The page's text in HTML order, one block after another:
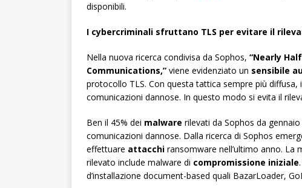
disponibili.
I cybercriminali sfruttano TLS per evitare il
Nella nuova ricerca condivisa da Sophos, “Nearly
Communications,” viene evidenziato un sensibile
protocollo TLS. Con questa tattica sempre più
comunicazioni dannose. In questo modo si evita il
Ben il 45% dei malware rilevati da Sophos da
comunicazioni dannose. Dalla ricerca di Sophos
effettuare attacchi ransomware nell’ultimo anno. La
rilevato include malware di compromissione iniziale
d’installazione document-based quali BazarLoader,